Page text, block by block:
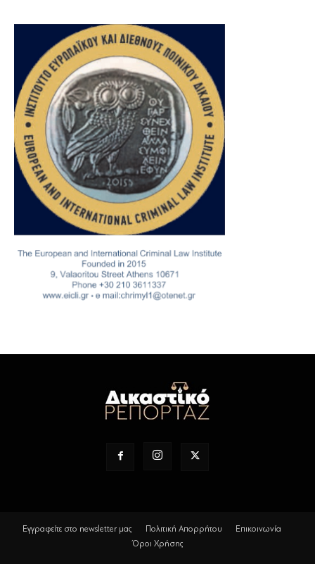
Εγγραφείτε στο newsletter μας Πολιτική Απορρήτου
Επικοινωνία
Όροι Χρήσης